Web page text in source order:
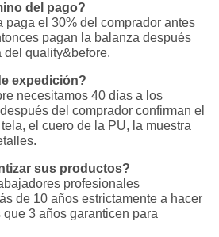
del pago?
paga el 30% del comprador antes
pagan la balanza después
del quality&before.
expedición?
necesitamos 40 días a los
del comprador confirman el
el cuero de la PU, la muestra
sus productos?
profesionales
de 10 años estrictamente a hacer
3 años garanticen para